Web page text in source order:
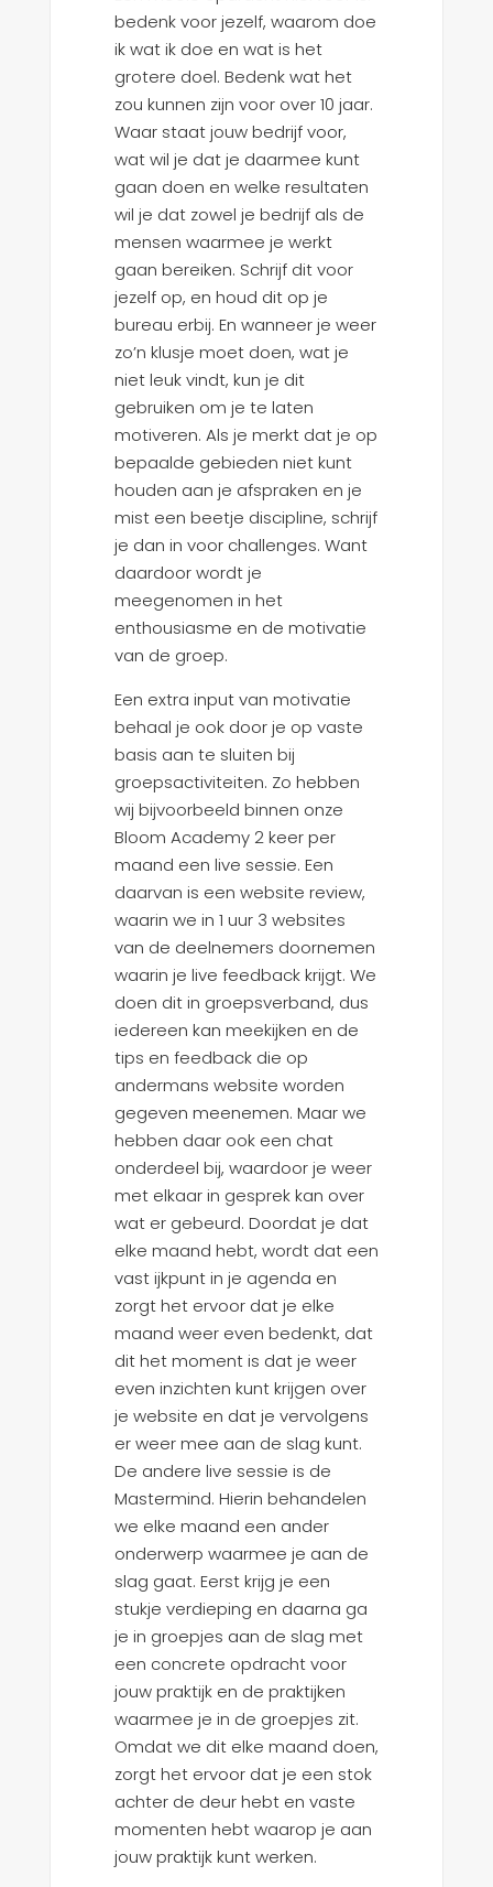
bedenk voor jezelf, waarom doe
ik wat ik doe en wat is het
grotere doel. Bedenk wat het
zou kunnen zijn voor over 10 jaar.
Waar staat jouw bedrijf voor,
wat wil je dat je daarmee kunt
gaan doen en welke resultaten
wil je dat zowel je bedrijf als de
mensen waarmee je werkt
gaan bereiken. Schrijf dit voor
jezelf op, en houd dit op je
bureau erbij. En wanneer je weer
zo’n klusje moet doen, wat je
niet leuk vindt, kun je dit
gebruiken om je te laten
motiveren. Als je merkt dat je op
bepaalde gebieden niet kunt
houden aan je afspraken en je
mist een beetje discipline, schrijf
je dan in voor challenges. Want
daardoor wordt je
meegenomen in het
enthousiasme en de motivatie
van de groep.
Een extra input van motivatie
behaal je ook door je op vaste
basis aan te sluiten bij
groepsactiviteiten. Zo hebben
wij bijvoorbeeld binnen onze
Bloom Academy 2 keer per
maand een live sessie. Een
daarvan is een website review,
waarin we in 1 uur 3 websites
van de deelnemers doornemen
waarin je live feedback krijgt. We
doen dit in groepsverband, dus
iedereen kan meekijken en de
tips en feedback die op
andermans website worden
gegeven meenemen. Maar we
hebben daar ook een chat
onderdeel bij, waardoor je weer
met elkaar in gesprek kan over
wat er gebeurd. Doordat je dat
elke maand hebt, wordt dat een
vast ijkpunt in je agenda en
zorgt het ervoor dat je elke
maand weer even bedenkt, dat
dit het moment is dat je weer
even inzichten kunt krijgen over
je website en dat je vervolgens
er weer mee aan de slag kunt.
De andere live sessie is de
Mastermind. Hierin behandelen
we elke maand een ander
onderwerp waarmee je aan de
slag gaat. Eerst krijg je een
stukje verdieping en daarna ga
je in groepjes aan de slag met
een concrete opdracht voor
jouw praktijk en de praktijken
waarmee je in de groepjes zit.
Omdat we dit elke maand doen,
zorgt het ervoor dat je een stok
achter de deur hebt en vaste
momenten hebt waarop je aan
jouw praktijk kunt werken.